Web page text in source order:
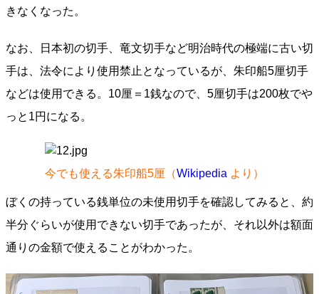
きなくなった。
なお、日本初の切手、竜文切手など明治時代の極端に古い切
手は、法令により使用禁止となっているが、朱印船5厘切手
などは使用できる。10厘＝1銭なので、5厘切手は200枚でや
っと1円になる。
今でも使える朱印船5厘（Wikipedia より）
ぼくの持っている銭単位の未使用切手を確認してみると、約
半分ぐらいが使用できない切手であったが、それ以外は額面
通りの金額で使えることがわかった。